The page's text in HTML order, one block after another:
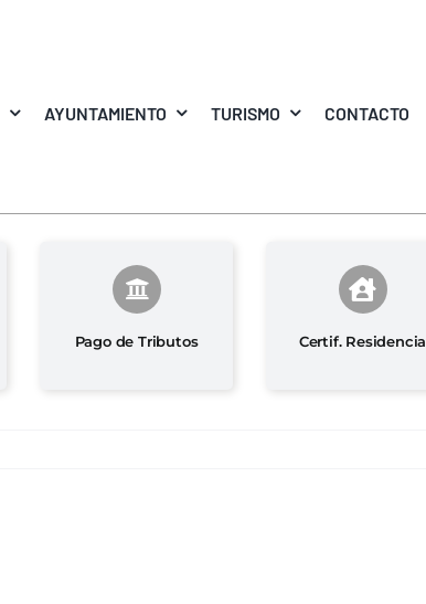
AYUNTAMIENTO TURISMO CONTACTO
Pago de Tributos Certif. Residencia